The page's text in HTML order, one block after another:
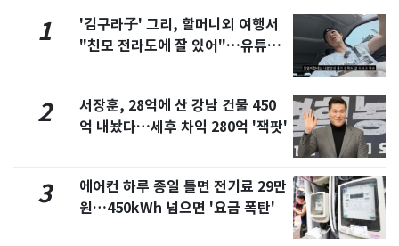
1
'김구라子' 그리, 할머니외 여행서
"친모 전라도에 잘 있어"…유튜브
2
서장훈, 28억에 산 강남 건물 450
억 내놨다…세후 차익 280억 '잭팟'
3
에어컨 하루 종일 틀면 전기료 29만
원…450kWh 넘으면 '요금 폭탄'